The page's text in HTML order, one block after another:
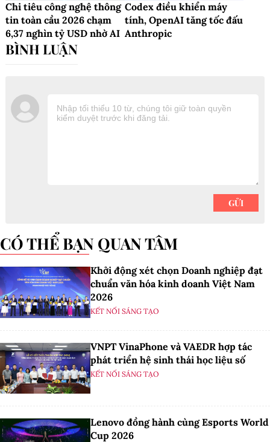
Chi tiêu công nghệ thông
tin toàn cầu 2026 chạm
6,37 nghìn tỷ USD nhờ AI
Codex điều khiển máy
tính, OpenAI tăng tốc đấu
Anthropic
CÓ THỂ BẠN QUAN TÂM
Khởi động xét chọn Doanh nghiệp đạt
chuẩn văn hóa kinh doanh Việt Nam
2026
KẾT NỐI SÁNG TẠO
VNPT VinaPhone và VAEDR hợp tác
phát triển hệ sinh thái học liệu số
KẾT NỐI SÁNG TẠO
Lenovo đồng hành cùng Esports World
Cup 2026